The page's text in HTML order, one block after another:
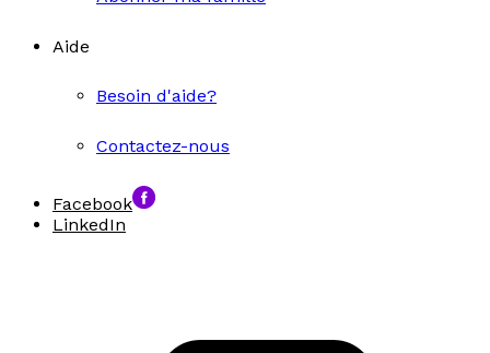
Aide
Besoin d'aide?
Contactez-nous
Facebook
LinkedIn